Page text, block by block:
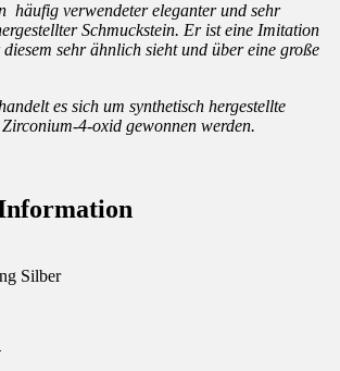
verwendeter eleganter und sehr
Schmuckstein. Er ist eine Imitation
sehr ähnlich sieht und über eine große
es sich um synthetisch hergestellte
4-oxid gewonnen werden.
Silber